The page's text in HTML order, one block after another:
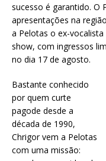
sucesso é garantido. O
apresentações na
a Pelotas o ex-vocalista
show, com ingressos
no dia 17 de agosto.
Bastante conhecido
por quem curte
pagode desde a
década de 1990,
Chrigor vem a Pelotas
com uma missão: